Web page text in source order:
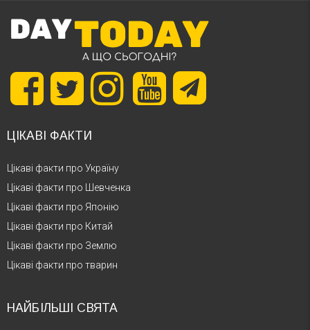
ЦІКАВІ ФАКТИ
Цікаві факти про Україну
Цікаві факти про Шевченка
Цікаві факти про Японію
Цікаві факти про Китай
Цікаві факти про Землю
Цікаві факти про тварин
НАЙБІЛЬШІ СВЯТА